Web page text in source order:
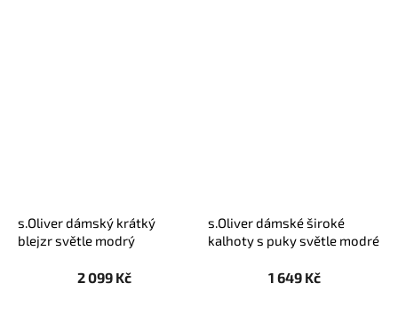
s.Oliver dámský krátký
blejzr světle modrý
2 099 Kč
s.Oliver dámské široké
kalhoty s puky světle modré
1 649 Kč